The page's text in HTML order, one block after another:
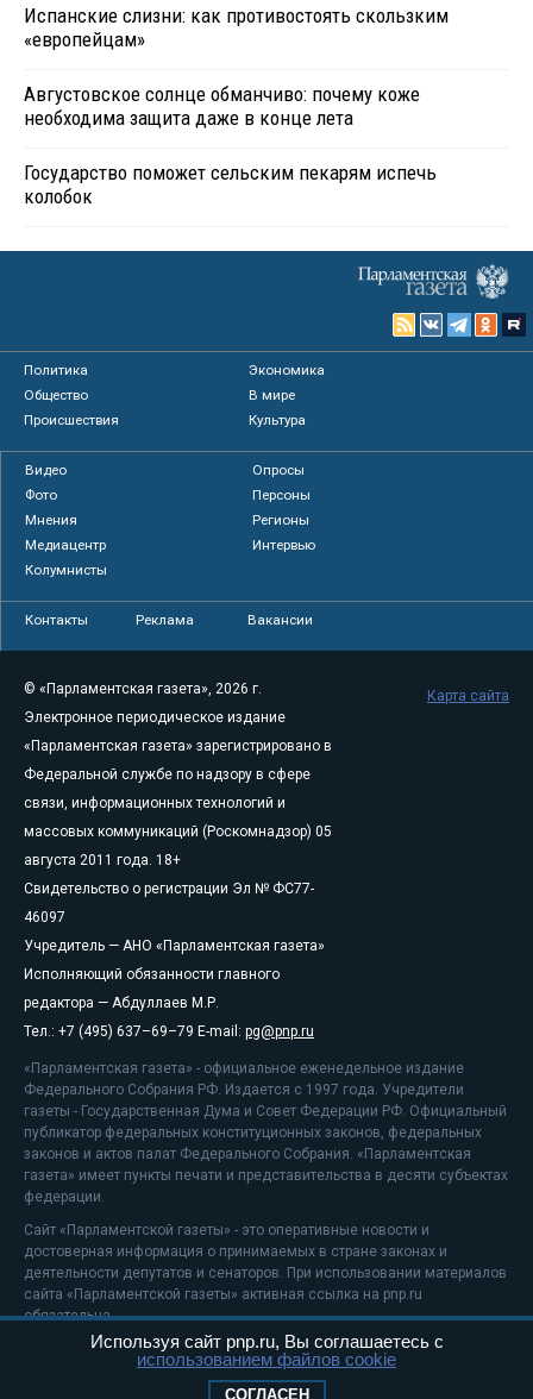
Испанские слизни: как противостоять скользким
«европейцам»
Августовское солнце обманчиво: почему коже
необходима защита даже в конце лета
Государство поможет сельским пекарям испечь
колобок
Политика
Экономика
Общество
В мире
Происшествия
Культура
Видео
Опросы
Фото
Персоны
Мнения
Регионы
Медиацентр
Интервью
Колумнисты
Контакты Реклама Вакансии
© «Парламентская газета», 2026 г.
Электронное периодическое издание
«Парламентская газета» зарегистрировано в
Федеральной службе по надзору в сфере
связи, информационных технологий и
массовых коммуникаций (Роскомнадзор) 05
августа 2011 года. 18+
Свидетельство о регистрации Эл № ФС77-
46097
Учредитель — АНО «Парламентская газета»
Исполняющий обязанности главного
редактора — Абдуллаев М.Р.
Тел.: +7 (495) 637–69–79 E-mail: pg@pnp.ru
«Парламентская газета» - официальное еженедельное издание
Федерального Собрания РФ. Издается с 1997 года. Учредители
газеты - Государственная Дума и Совет Федерации РФ. Официальный
публикатор федеральных конституционных законов, федеральных
законов и актов палат Федерального Собрания. «Парламентская
газета» имеет пункты печати и представительства в десяти субъектах
федерации.
Сайт «Парламентской газеты» - это оперативные новости и
достоверная информация о принимаемых в стране законах и
деятельности депутатов и сенаторов. При использовании материалов
сайта «Парламентской газеты» активная ссылка на pnp.ru
обязательна.
На информационном ресурсе применяютсярекомендательные
Положение о защите персональных данных
Карта сайта
Используя сайт pnp.ru, Вы соглашаетесь с
использованием файлов cookie
СОГЛАСЕН